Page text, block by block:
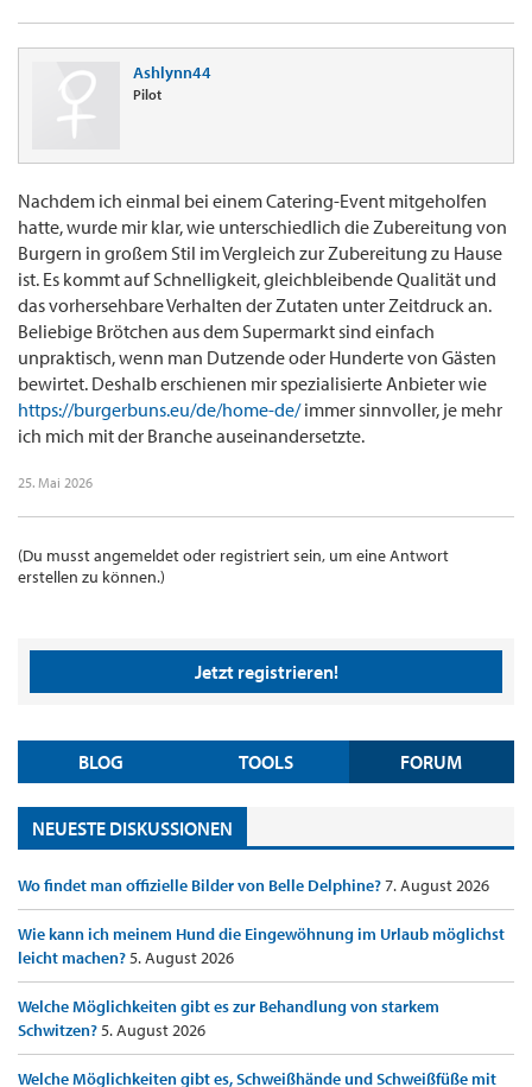
Ashlynn44
Pilot
Nachdem ich einmal bei einem Catering-Event mitgeholfen
hatte, wurde mir klar, wie unterschiedlich die Zubereitung von
Burgern in großem Stil im Vergleich zur Zubereitung zu Hause
ist. Es kommt auf Schnelligkeit, gleichbleibende Qualität und
das vorhersehbare Verhalten der Zutaten unter Zeitdruck an.
Beliebige Brötchen aus dem Supermarkt sind einfach
unpraktisch, wenn man Dutzende oder Hunderte von Gästen
bewirtet. Deshalb erschienen mir spezialisierte Anbieter wie
https://burgerbuns.eu/de/home-de/immer sinnvoller, je mehr
ich mich mit der Branche auseinandersetzte.
25. Mai 2026
(Du musst angemeldet oder registriert sein, um eine Antwort
erstellen zu können.)
Jetzt registrieren!
BLOG TOOLS FORUM
NEUESTE DISKUSSIONEN
Wo findet man offizielle Bilder von Belle Delphine?7. August 2026
Wie kann ich meinem Hund die Eingewöhnung im Urlaub möglichst
leicht machen?5. August 2026
Welche Möglichkeiten gibt es zur Behandlung von starkem
Schwitzen?5. August 2026
Welche Möglichkeiten gibt es, Schweißhände und Schweißfüße mit